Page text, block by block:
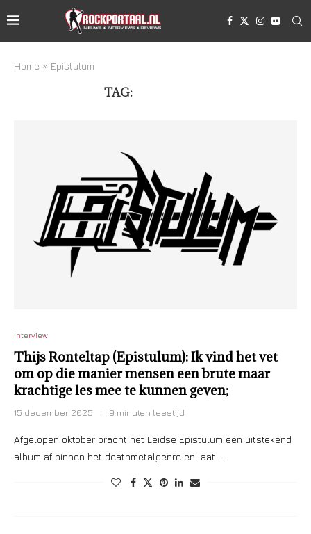
Home » Epistulum
TAG:
Interview
Thijs Ronteltap (Epistulum): Ik vind het vet
om op die manier mensen een brute maar
krachtige les mee te kunnen geven;
15 december 2025 9 minuten leestijd
Afgelopen oktober bracht het Leidse Epistulum een uitstekend
album af binnen het deathmetalgenre en laat …